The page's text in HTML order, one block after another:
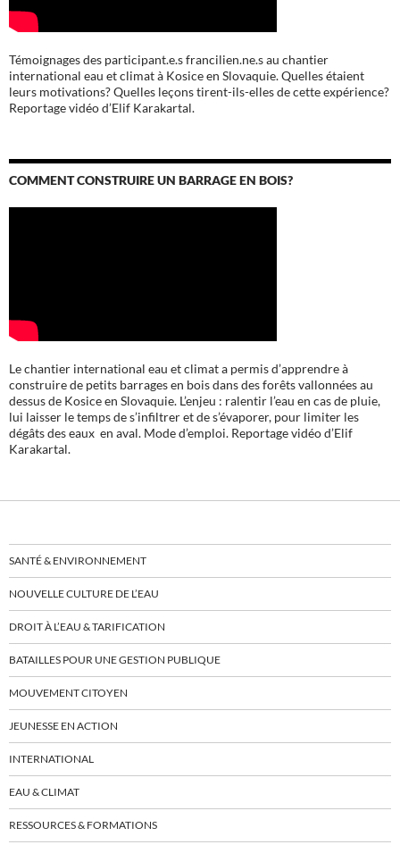
Témoignages des participant.e.s francilien.ne.s au chantier
international eau et climat à Kosice en Slovaquie. Quelles étaient
leurs motivations? Quelles leçons tirent-ils-elles de cette expérience?
Reportage vidéo d’Elif Karakartal.
COMMENT CONSTRUIRE UN BARRAGE EN BOIS?
Le chantier international eau et climat a permis d’apprendre à
construire de petits barrages en bois dans des forêts vallonnées au
dessus de Kosice en Slovaquie. L’enjeu : ralentir l’eau en cas de pluie,
lui laisser le temps de s’infiltrer et de s’évaporer, pour limiter les
dégâts des eaux en aval. Mode d’emploi. Reportage vidéo d’Elif
Karakartal.
SANTÉ & ENVIRONNEMENT
NOUVELLE CULTURE DE L’EAU
DROIT À L’EAU & TARIFICATION
BATAILLES POUR UNE GESTION PUBLIQUE
MOUVEMENT CITOYEN
JEUNESSE EN ACTION
INTERNATIONAL
EAU & CLIMAT
RESSOURCES & FORMATIONS